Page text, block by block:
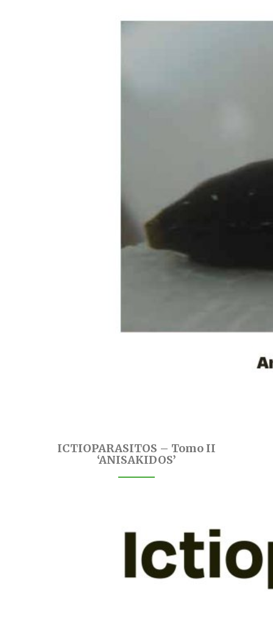
ICTIOPARASITOS – Tomo II
‘ANISAKIDOS’